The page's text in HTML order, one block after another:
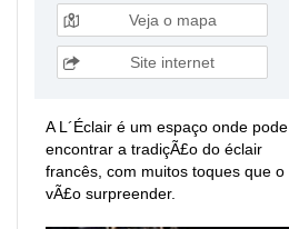
Veja o mapa
Site internet
A L´Éclair é um espaço onde pode
encontrar a tradiçÃ£o do éclair
francês, com muitos toques que o
vÃ£o surpreender.